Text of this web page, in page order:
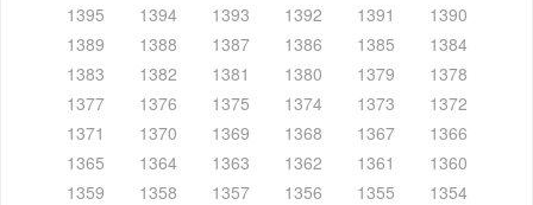
1395
1394 1393 1392 1391
1390
1389
1388 1387 1386 1385
1384
1383
1382 1381 1380 1379
1378
1377
1376 1375 1374 1373
1372
1371
1370 1369 1368 1367
1366
1365
1364 1363 1362 1361
1360
1359
1358 1357 1356 1355
1354